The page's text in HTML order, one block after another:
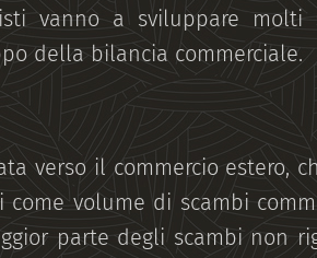
vanno a sviluppare molti
della bilancia commerciale.
verso il commercio estero,
volume di scambi
parte degli scambi non